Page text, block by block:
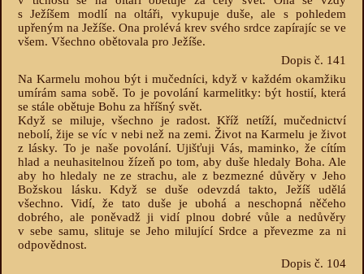
s Ježíšem modlí na oltáři, vykupuje duše, ale s pohledem
upřeným na Ježíše. Ona prolévá krev svého srdce zapírajíc se ve
všem. Všechno obětovala pro Ježíše.
Dopis č. 141
Na Karmelu mohou být i mučedníci, když v každém okamžiku
umírám sama sobě. To je povolání karmelitky: být hostií, která
se stále obětuje Bohu za hříšný svět.
Když se miluje, všechno je radost. Kříž netíží, mučednictví
nebolí, žije se víc v nebi než na zemi. Život na Karmelu je život
z lásky. To je naše povolání. Ujišťuji Vás, maminko, že cítím
hlad a neuhasitelnou žízeň po tom, aby duše hledaly Boha. Ale
aby ho hledaly ne ze strachu, ale z bezmezné důvěry v Jeho
Božskou lásku. Když se duše odevzdá takto, Ježíš udělá
všechno. Vidí, že tato duše je ubohá a neschopná něčeho
dobrého, ale poněvadž ji vidí plnou dobré vůle a nedůvěry
v sebe samu, slituje se Jeho milující Srdce a převezme za ni
odpovědnost.
Dopis č. 104